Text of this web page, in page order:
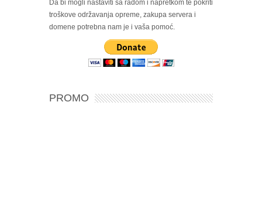
Da bi mogli nastaviti sa radom i napretkom te pokriti
troškove održavanja opreme, zakupa servera i
domene potrebna nam je i vaša pomoć.
PROMO